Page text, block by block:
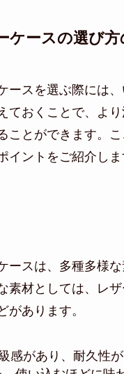
ケースの選び方
ースを選ぶ際には
ておくことで、よ
ことができます。
イントをご紹介しま
ースは、多種多様
素材としては、レ
があります。
感があり、耐久性